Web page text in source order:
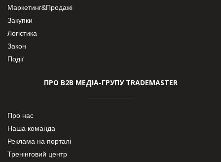
Маркетинг&Продажі
Закупки
Логістика
Закон
Події
ПРО В2В МЕДІА-ГРУПУ TRADEMASTER
Про нас
Наша команда
Реклама на порталі
Тренінговий центр